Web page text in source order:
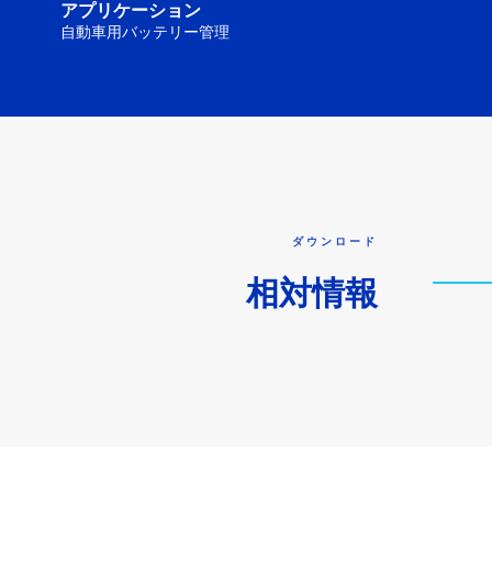
アプリケーション
自動車用バッテリー管理
ダウンロード
相対情報